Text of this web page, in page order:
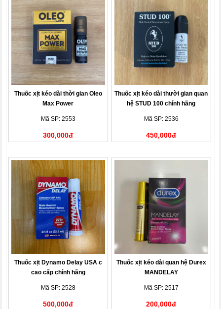
Thuốc xịt kéo dài thời gian Oleo
Max Power
Mã SP: 2553
300,000đ
Thuốc xịt kéo dài thười gian quan
hệ STUD 100 chính hãng
Mã SP: 2536
450,000đ
Thuốc xịt Dynamo Delay USA c
cao cấp chính hãng
Mã SP: 2528
500,000đ
Thuốc xịt kéo dài quan hệ Durex
MANDELAY
Mã SP: 2517
200,000đ